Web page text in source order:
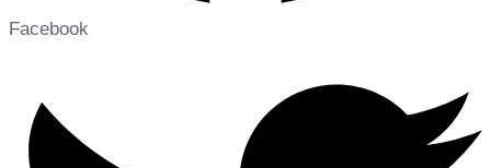
Facebook